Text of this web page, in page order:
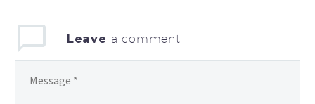
Leave a comment